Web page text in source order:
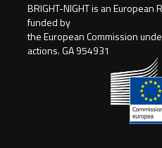
BRIGHT-NIGHT is an European
funded by
the European Commission
actions. GA 954931